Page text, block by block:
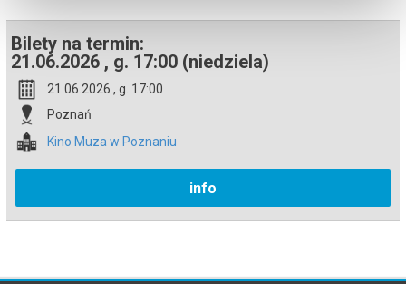
Bilety na termin:
21.06.2026 , g. 17:00 (niedziela)
21.06.2026 , g. 17:00
Poznań
Kino Muza w Poznaniu
info